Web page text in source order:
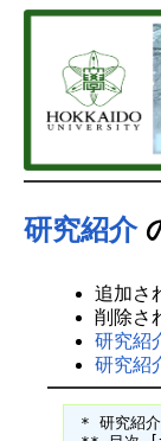
研究紹介
追加さ
削除さ
研究紹
研究紹
* 研究紹